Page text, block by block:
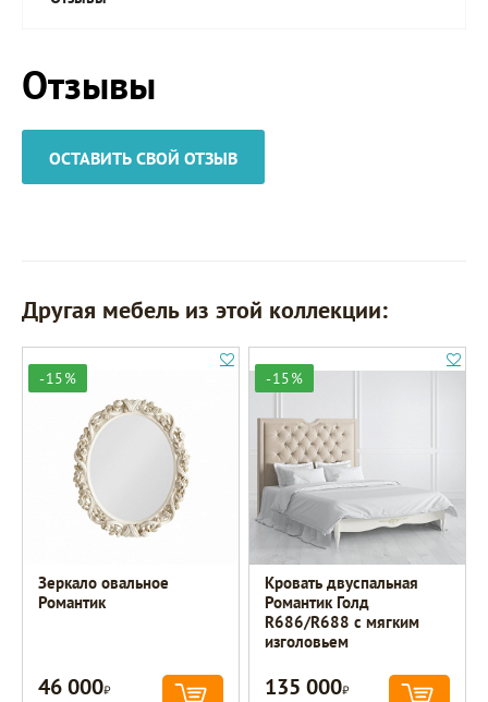
Отзывы
ОСТАВИТЬ СВОЙ ОТЗЫВ
Другая мебель из этой коллекции:
-15%
Зеркало овальное
Романтик
46 000Р
-15%
Кровать двуспальная
Романтик Голд
R686/R688 с мягким
изголовьем
135 000Р